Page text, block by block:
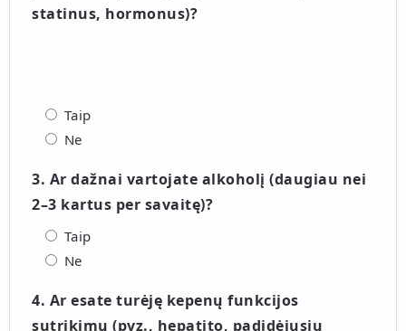
statinus, hormonus)?
Taip
Ne
3. Ar dažnai vartojate alkoholį (daugiau nei
2–3 kartus per savaitę)?
Taip
Ne
4. Ar esate turėję kepenų funkcijos
sutrikimų (pvz., hepatito, padidėjusių